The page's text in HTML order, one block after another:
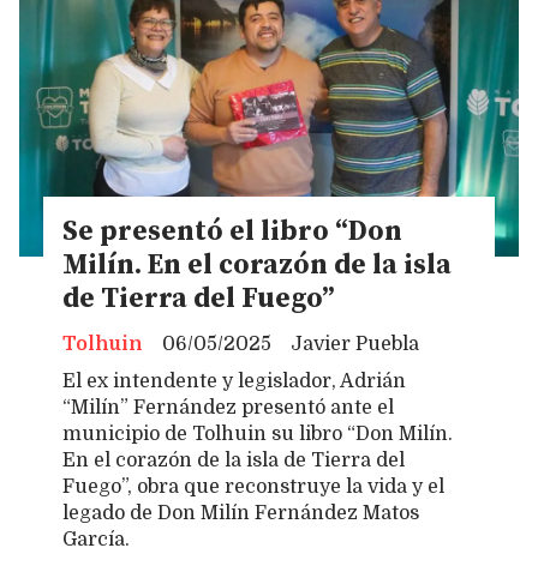
Se presentó el libro “Don
Milín. En el corazón de la isla
de Tierra del Fuego”
Javier Puebla
Tolhuin
06/05/2025
El ex intendente y legislador, Adrián
“Milín” Fernández presentó ante el
municipio de Tolhuin su libro “Don Milín.
En el corazón de la isla de Tierra del
Fuego”, obra que reconstruye la vida y el
legado de Don Milín Fernández Matos
García.